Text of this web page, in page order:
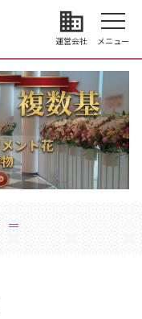
business
運営会社 メニュー